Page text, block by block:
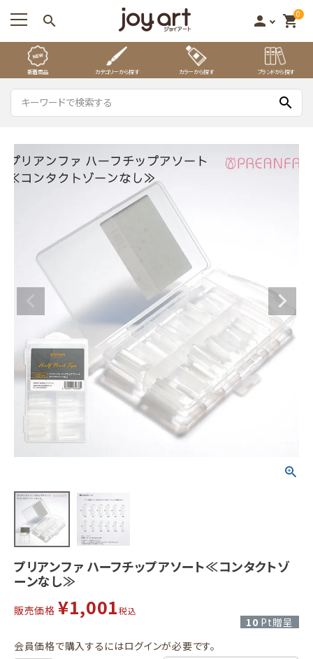
search person 0
shopping_cart
新着商品 カテゴリーから探す カラーから探す ブランドから探す
search
プリアンファ ハーフチップアソート≪コンタクトゾ
ーンなし≫
販売価格 ¥1,001税込
10 Pt贈呈
会員価格で購入するにはログインが必要です。